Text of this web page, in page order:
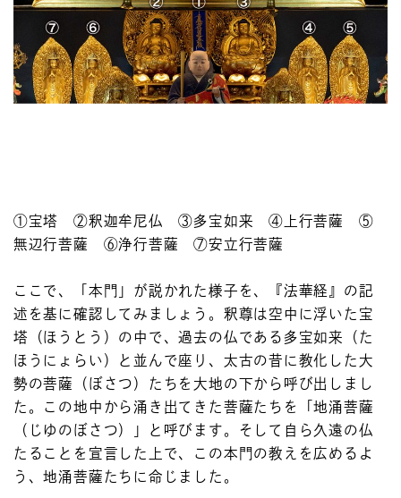
①宝塔 ②釈迦牟尼仏 ③多宝如来 ④上行菩薩 ⑤
無辺行菩薩 ⑥浄行菩薩 ⑦安立行菩薩
ここで、「本門」が説かれた様子を、『法華経』の記
述を基に確認してみましょう。釈尊は空中に浮いた宝
塔（ほうとう）の中で、過去の仏である多宝如来（た
ほうにょらい）と並んで座り、太古の昔に教化した大
勢の菩薩（ぼさつ）たちを大地の下から呼び出しまし
た。この地中から涌き出てきた菩薩たちを「地涌菩薩
（じゆのぼさつ）」と呼びます。そして自ら久遠の仏
たることを宣言した上で、この本門の教えを広めるよ
う、地涌菩薩たちに命じました。